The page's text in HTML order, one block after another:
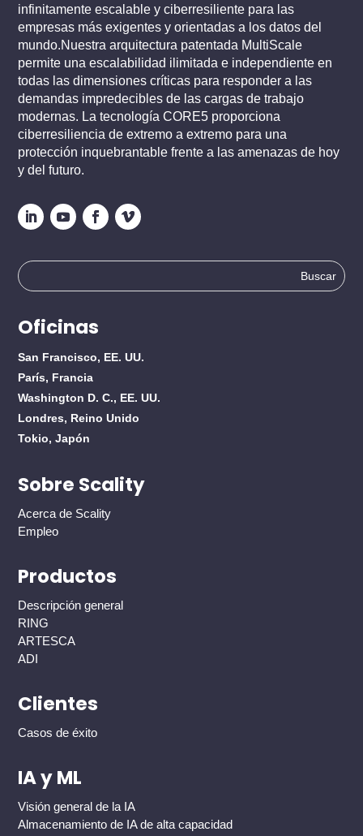
infinitamente escalable y ciberresiliente para las
empresas más exigentes y orientadas a los datos del
mundo.Nuestra arquitectura patentada MultiScale
permite una escalabilidad ilimitada e independiente en
todas las dimensiones críticas para responder a las
demandas impredecibles de las cargas de trabajo
modernas. La tecnología CORE5 proporciona
ciberresiliencia de extremo a extremo para una
protección inquebrantable frente a las amenazas de hoy
y del futuro.
Buscar:
Oficinas
San Francisco, EE. UU.
París, Francia
Washington D. C., EE. UU.
Londres, Reino Unido
Tokio, Japón
Sobre Scality
Acerca de Scality
Empleo
Productos
Descripción general
RING
ARTESCA
ADI
Clientes
Casos de éxito
IA y ML
Visión general de la IA
Almacenamiento de IA de alta capacidad